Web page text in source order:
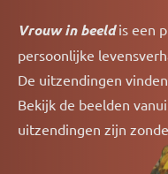
Vrouw in beeldis een
persoonlijke
De uitzendingen
Bekijk de beelden
uitzendingen zijn